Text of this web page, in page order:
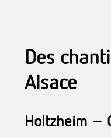
Des
Alsace
Holtzheim –